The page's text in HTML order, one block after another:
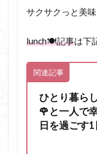
サクサクっと美
lunch🍽️記事は下
関連記事
ひとり暮ら
🌹と一人で
日を過ごす1